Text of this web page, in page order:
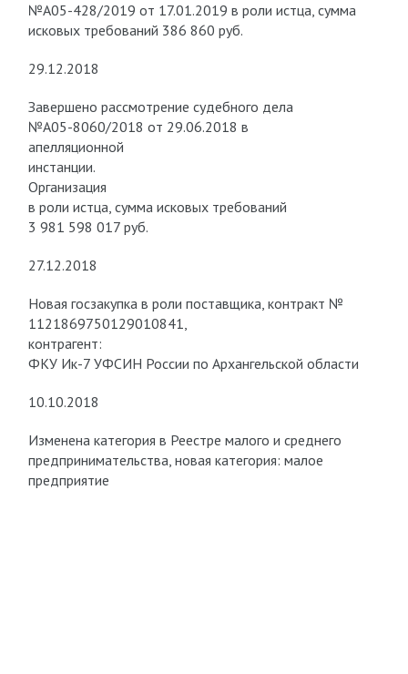
№А05-428/2019 от 17.01.2019 в роли истца, сумма
исковых требований 386 860 руб.
29.12.2018
Завершено рассмотрение судебного дела
№А05-8060/2018 от 29.06.2018 в
апелляционной
инстанции.
Организация
в роли истца, сумма исковых требований
3 981 598 017 руб.
27.12.2018
Новая госзакупка в роли поставщика, контракт №
1121869750129010841,
контрагент:
ФКУ Ик-7 УФСИН России по Архангельской области
10.10.2018
Изменена категория в Реестре малого и среднего
предпринимательства, новая категория: малое
предприятие